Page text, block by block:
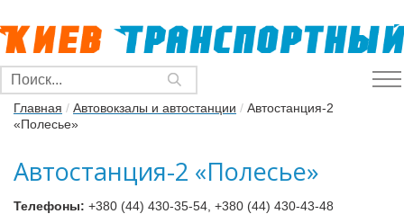
Главная / Автовокзалы и автостанции / Автостанция-2
«Полесье»
Автостанция-2 «Полесье»
Телефоны: +380 (44) 430-35-54, +380 (44) 430-43-48